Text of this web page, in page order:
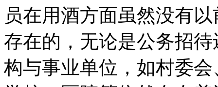
员在用酒方面虽然没有
存在的，无论是公务招
构与事业单位，如村委